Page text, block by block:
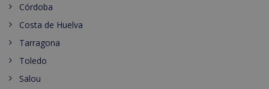
Córdoba
Costa de Huelva
Tarragona
Toledo
Salou